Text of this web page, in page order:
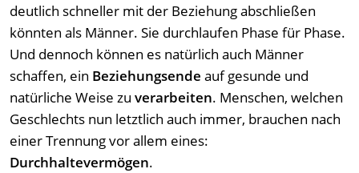
deutlich schneller mit der Beziehung abschließen
könnten als Männer. Sie durchlaufen Phase für Phase.
Und dennoch können es natürlich auch Männer
schaffen, ein Beziehungsende auf gesunde und
natürliche Weise zu verarbeiten. Menschen, welchen
Geschlechts nun letztlich auch immer, brauchen nach
einer Trennung vor allem eines:
Durchhaltevermögen.